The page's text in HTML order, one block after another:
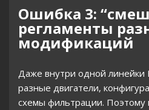
Ошибка 3:
регламенты
модификаций
Даже внутри одной линейки
разные двигатели,
схемы фильтрации. Поэтому